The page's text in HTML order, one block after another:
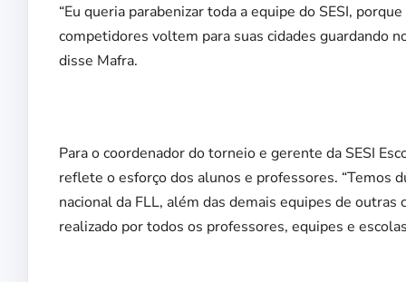
“Eu queria parabenizar toda a equipe do SESI,
competidores voltem para suas cidades guardando
disse Mafra.
Para o coordenador do torneio e gerente da SESI
reflete o esforço dos alunos e professores. “Temos
nacional da FLL, além das demais equipes de
realizado por todos os professores, equipes e